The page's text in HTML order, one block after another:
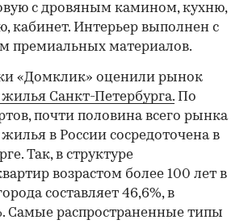
с дровяным камином, кухню,
кабинет. Интерьер выполнен с
премиальных материалов.
«Домклик» оценили рынок
Санкт-Петербурга. По
почти половина всего рынка
в России сосредоточена в
Так, в структуре
возрастом более 100 лет в
составляет 46,6%, в
Самые распространенные типы